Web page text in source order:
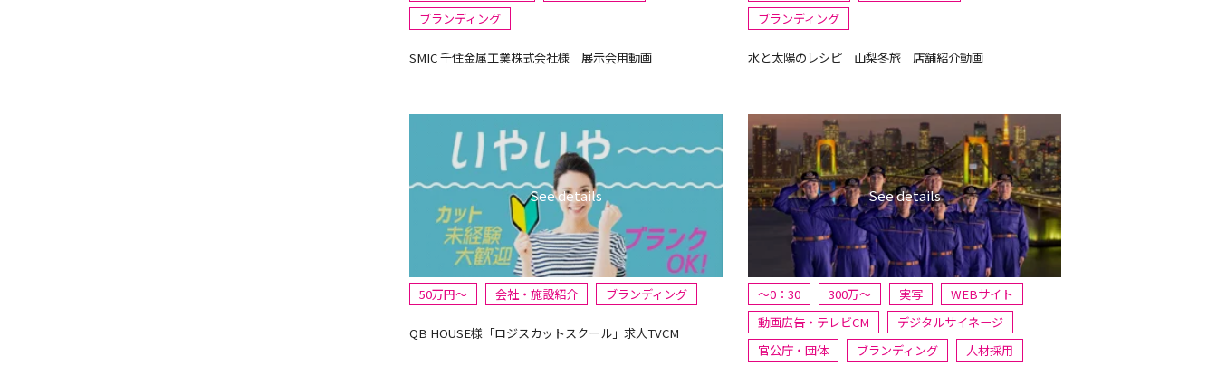
ブランディング
SMIC 千住金属工業株式会社様 展示会用動画
ブランディング
水と太陽のレシピ 山梨冬旅 店舗紹介動画
50万円〜 会社・施設紹介 ブランディング
QB HOUSE様「ロジスカットスクール」求人TVCM
～0：30 300万〜 実写
WEBサイト
動画広告・テレビCM
デジタルサイネージ
官公庁・団体
ブランディング 人材採用